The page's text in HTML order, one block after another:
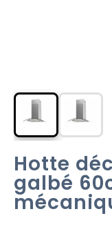
Hotte
galbé